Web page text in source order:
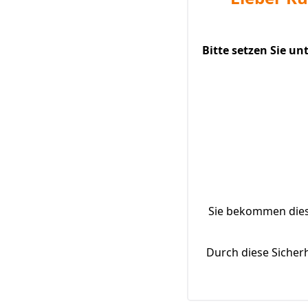
Bitte setzen Sie
Sie bekommen
Durch diese